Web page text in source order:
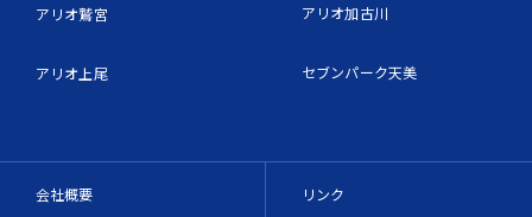
アリオ鷲宮
アリオ上尾
アリオ加古川
セブンパーク天美
会社概要 リンク